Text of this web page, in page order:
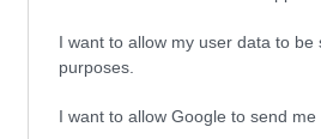
I want to allow my user data to
purposes.
I want to allow Google to send me